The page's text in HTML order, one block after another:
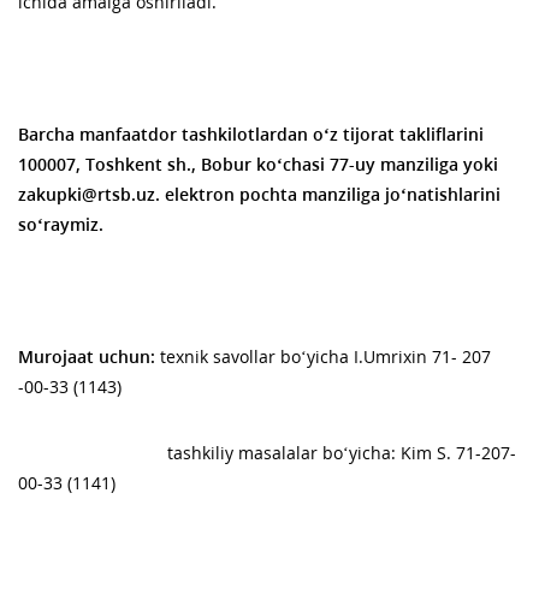
Barcha manfaatdor tashkilotlardan o‘z tijorat takliflarini
100007, Toshkent sh., Bobur ko‘chasi 77-uy manziliga yoki
zakupki@rtsb.uz. elektron pochta manziliga jo‘natishlarini
so‘raymiz.
Murojaat uchun: texnik savollar bo‘yicha I.Umrixin 71- 207
-00-33 (1143)
tashkiliy masalalar bo‘yicha: Kim S. 71-207-
00-33 (1141)